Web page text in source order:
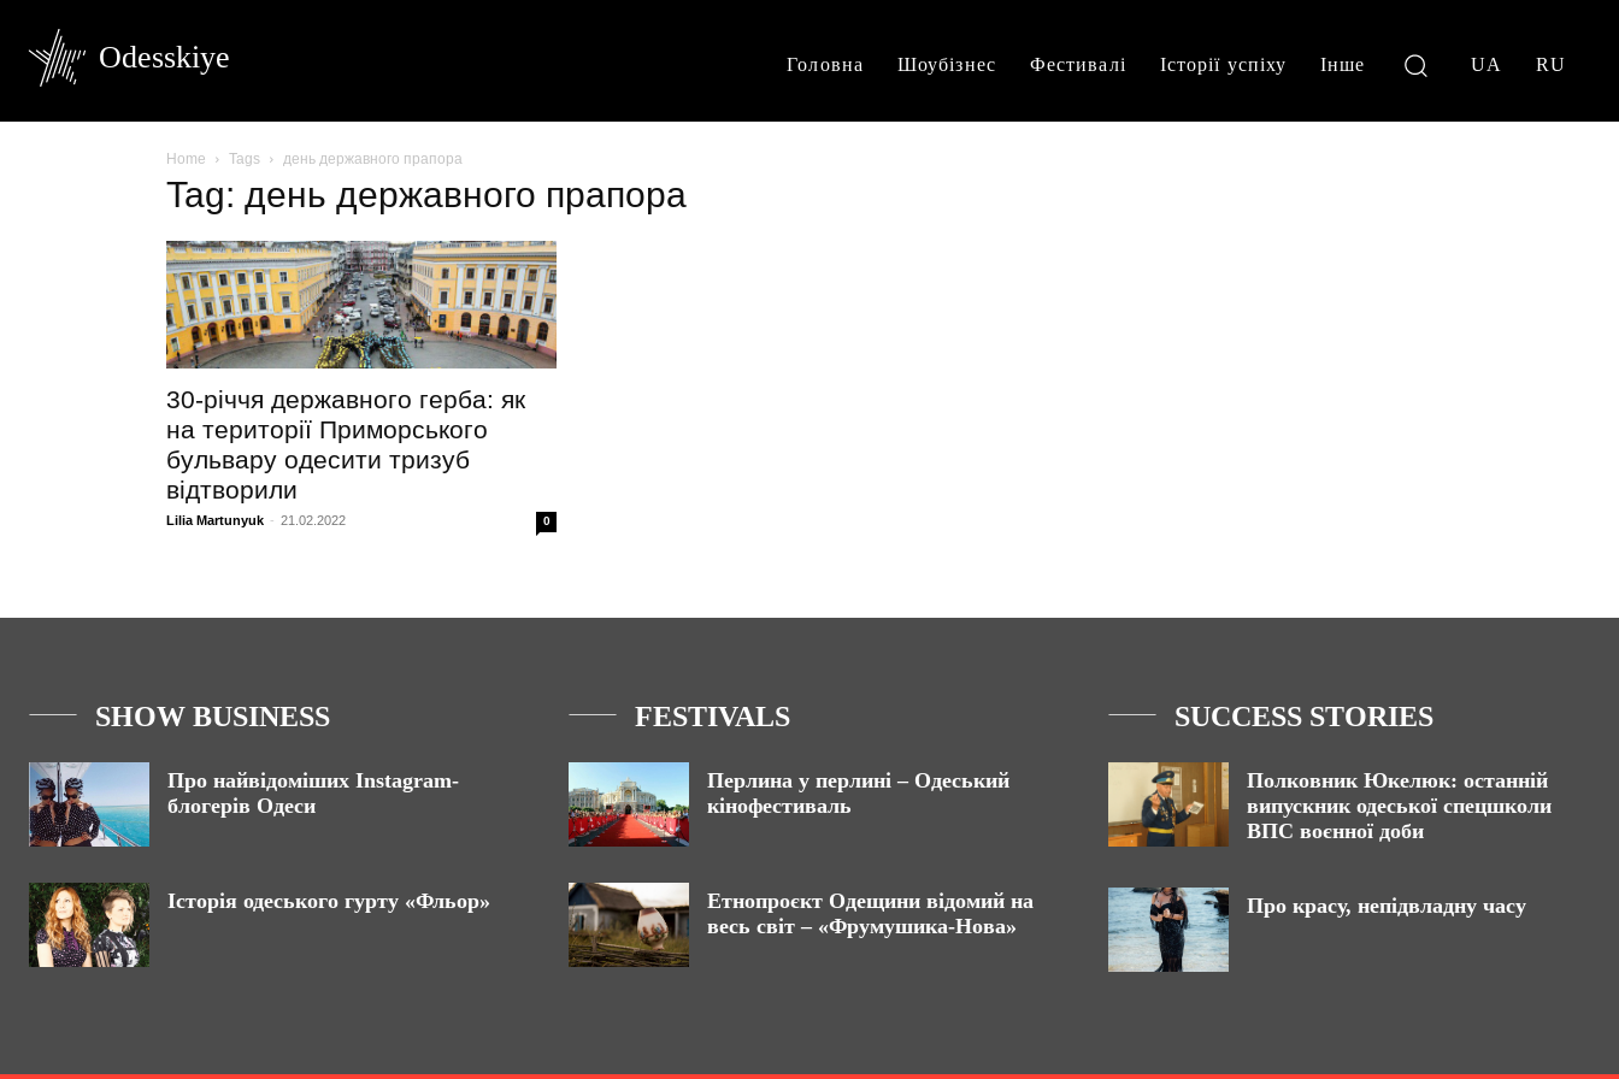
Odesskiye Головна Шоубізнес Фестивалі Історії успіху Інше UA RU
Home Tags день державного прапора
Tag: день державного прапора
30-річчя державного герба: як
на території Приморського
бульвару одесити тризуб
відтворили
Lilia Martunyuk - 21.02.2022 0
SHOW BUSINESS
Про найвідоміших Instagram-
блогерів Одеси
Історія одеського гурту «Фльор»
FESTIVALS
Перлина у перлині – Одеський
кінофестиваль
Етнопроєкт Одещини відомий на
весь світ – «Фрумушика-Нова»
SUCCESS STORIES
Полковник Юкелюк: останній
випускник одеської спецшколи
ВПС воєнної доби
Про красу, непідвладну часу